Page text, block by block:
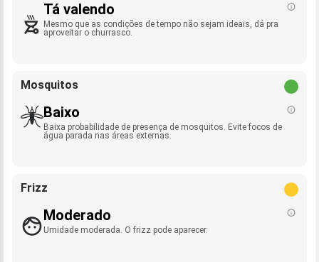
Tá valendo
Mesmo que as condições de tempo não sejam ideais, dá pra
aproveitar o churrasco.
Mosquitos
Baixo
Baixa probabilidade de presença de mosquitos. Evite focos de
água parada nas áreas externas.
Frizz
Moderado
Umidade moderada. O frizz pode aparecer.